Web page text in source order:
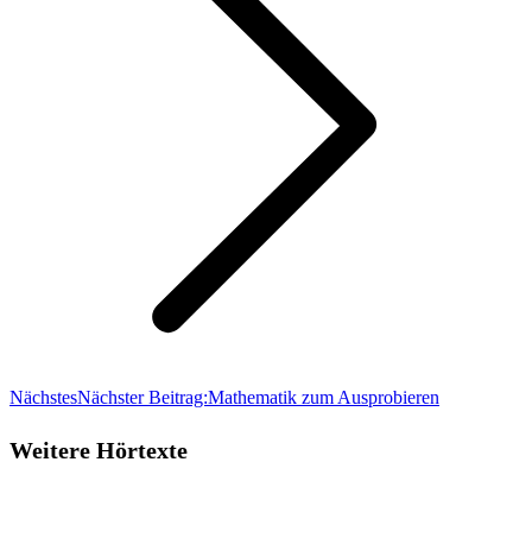
NächstesNächster Beitrag:Mathematik zum Ausprobieren
Weitere Hörtexte